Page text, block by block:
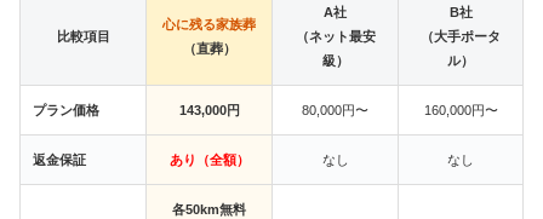
比較項目
心に残る家族葬
（直葬）
A社
（ネット最安
級）
B社
（大手ポータ
ル）
プラン価格 143,000円 80,000円〜 160,000円〜
返金保証 あり（全額） なし なし
各50km無料